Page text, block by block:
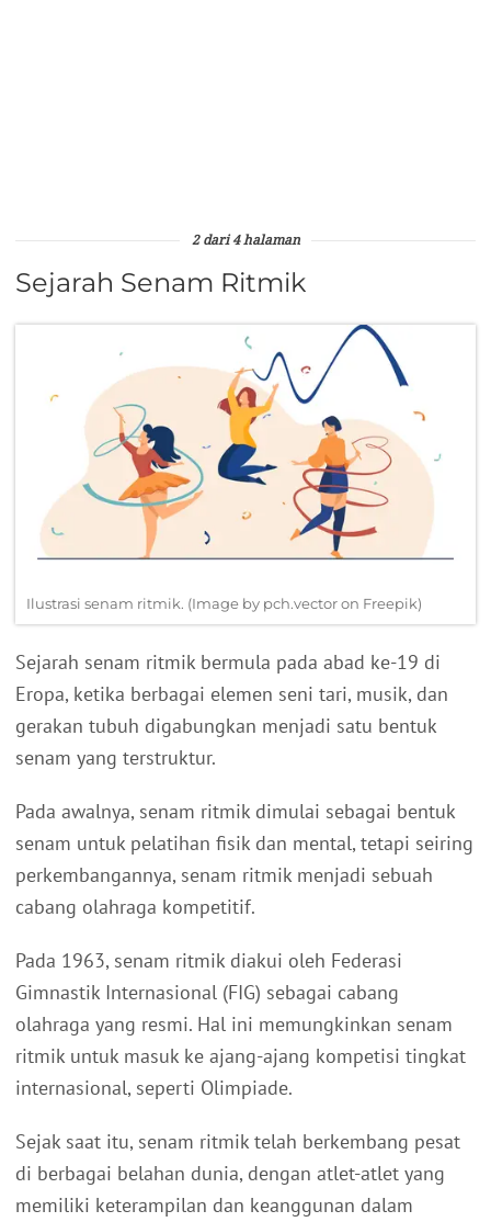
2 dari 4 halaman
Sejarah Senam Ritmik
Ilustrasi senam ritmik. (Image by pch.vector on Freepik)
Sejarah senam ritmik bermula pada abad ke-19 di
Eropa, ketika berbagai elemen seni tari, musik, dan
gerakan tubuh digabungkan menjadi satu bentuk
senam yang terstruktur.
Pada awalnya, senam ritmik dimulai sebagai bentuk
senam untuk pelatihan fisik dan mental, tetapi seiring
perkembangannya, senam ritmik menjadi sebuah
cabang olahraga kompetitif.
Pada 1963, senam ritmik diakui oleh Federasi
Gimnastik Internasional (FIG) sebagai cabang
olahraga yang resmi. Hal ini memungkinkan senam
ritmik untuk masuk ke ajang-ajang kompetisi tingkat
internasional, seperti Olimpiade.
Sejak saat itu, senam ritmik telah berkembang pesat
di berbagai belahan dunia, dengan atlet-atlet yang
memiliki keterampilan dan keanggunan dalam